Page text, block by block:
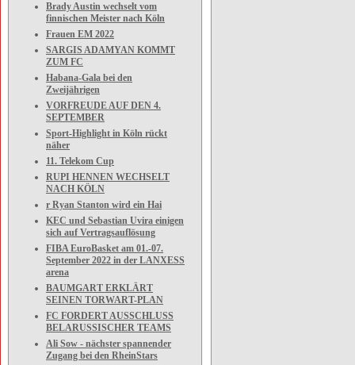
Brady Austin wechselt vom
finnischen Meister nach Köln
Frauen EM 2022
SARGIS ADAMYAN KOMMT
ZUM FC
Habana-Gala bei den
Zweijährigen
VORFREUDE AUF DEN 4.
SEPTEMBER
Sport-Highlight in Köln rückt
näher
11. Telekom Cup
RUPI HENNEN WECHSELT
NACH KÖLN
r Ryan Stanton wird ein Hai
KEC und Sebastian Uvira einigen
sich auf Vertragsauflösung
FIBA EuroBasket am 01.-07.
September 2022 in der LANXESS
arena
BAUMGART ERKLÄRT
SEINEN TORWART-PLAN
FC FORDERT AUSSCHLUSS
BELARUSSISCHER TEAMS
Ali Sow - nächster spannender
Zugang bei den RheinStars